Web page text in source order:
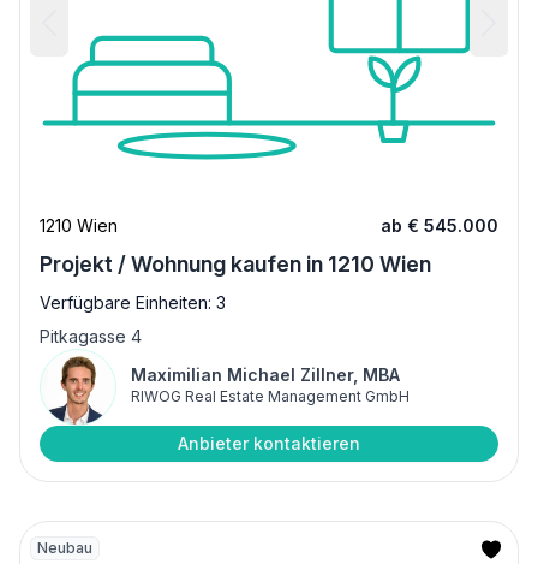
1210 Wien ab € 545.000
Projekt / Wohnung kaufen in 1210 Wien
Verfügbare Einheiten: 3
Pitkagasse 4
Maximilian Michael Zillner, MBA
RIWOG Real Estate Management GmbH
Anbieter kontaktieren
Neubau